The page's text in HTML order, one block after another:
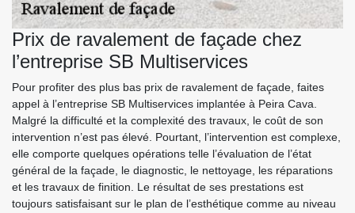
Prix de ravalement de façade chez
l’entreprise SB Multiservices
Pour profiter des plus bas prix de ravalement de façade, faites
appel à l’entreprise SB Multiservices implantée à Peira Cava.
Malgré la difficulté et la complexité des travaux, le coût de son
intervention n’est pas élevé. Pourtant, l’intervention est complexe,
elle comporte quelques opérations telle l’évaluation de l’état
général de la façade, le diagnostic, le nettoyage, les réparations
et les travaux de finition. Le résultat de ses prestations est
toujours satisfaisant sur le plan de l’esthétique comme au niveau